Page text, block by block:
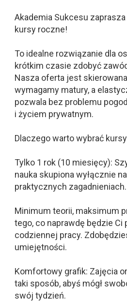
Akademia Sukcesu
kursy roczne!
To idealne rozwiązanie dla
krótkim czasie zdobyć
Nasza oferta jest
wymagamy matury, a
pozwala bez problemu
i życiem prywatnym.
Dlaczego warto wybrać
Tylko 1 rok (10 miesięcy):
nauka skupiona wyłącznie
praktycznych zagadnieniach.
Minimum teorii, maksimum
tego, co naprawdę będzie Ci
codziennej pracy.
umiejętności.
Komfortowy grafik: Zajęcia
taki sposób, abyś mógł
swój tydzień.